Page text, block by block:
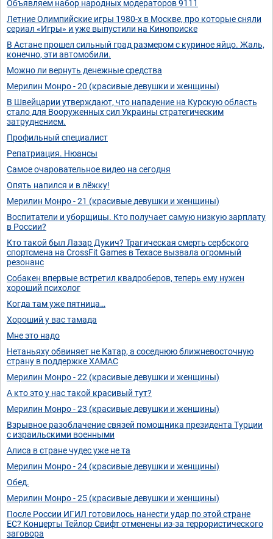
Объявляем набор народных модераторов 9111
Летние Олимпийские игры 1980-х в Москве, про которые сняли
сериал «Игры» и уже выпустили на Кинопоиске
В Астане прошел сильный град размером с куриное яйцо. Жаль,
конечно, эти автомобили.
Можно ли вернуть денежные средства
Мерилин Монро - 20 (красивые девушки и женщины)
В Швейцарии утверждают, что нападение на Курскую область
стало для Вооруженных сил Украины стратегическим
затруднением.
Профильный специалист
Репатриация. Нюансы
Самое очаровательное видео на сегодня
Опять напился и в лёжку!
Мерилин Монро - 21 (красивые девушки и женщины)
Воспитатели и уборщицы. Кто получает самую низкую зарплату
в России?
Кто такой был Лазар Дукич? Трагическая смерть сербского
спортсмена на CrossFit Games в Техасе вызвала огромный
резонанс
Собакен впервые встретил квадроберов, теперь ему нужен
хороший психолог
Когда там уже пятница…
Хороший у вас тамада
Мне это надо
Нетаньяху обвиняет не Катар, а соседнюю ближневосточную
страну в поддержке ХАМАС
Мерилин Монро - 22 (красивые девушки и женщины)
А кто это у нас такой красивый тут?
Мерилин Монро - 23 (красивые девушки и женщины)
Взрывное разоблачение связей помощника президента Турции
с израильскими военными
Алиса в стране чудес уже не та
Мерилин Монро - 24 (красивые девушки и женщины)
Обед.
Мерилин Монро - 25 (красивые девушки и женщины)
После России ИГИЛ готовилось нанести удар по этой стране
ЕС? Концерты Тейлор Свифт отменены из-за террористического
заговора